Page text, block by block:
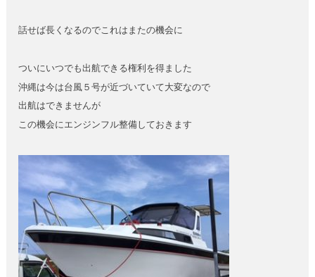
話せば長くなるのでこれはまたの機会に
ついにいつでも出航できる権利を得ました
沖縄は今は台風５号が近づいていて大変なので
出航はできませんが
この機会にエンジンフル整備しておきます